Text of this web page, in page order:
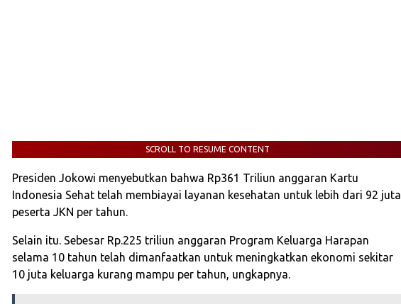
SCROLL TO RESUME CONTENT
Presiden Jokowi menyebutkan bahwa Rp361 Triliun anggaran Kartu
Indonesia Sehat telah membiayai layanan kesehatan untuk lebih dari 92 juta
peserta JKN per tahun.
Selain itu. Sebesar Rp.225 triliun anggaran Program Keluarga Harapan
selama 10 tahun telah dimanfaatkan untuk meningkatkan ekonomi sekitar
10 juta keluarga kurang mampu per tahun, ungkapnya.